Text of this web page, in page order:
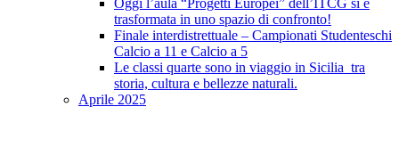
Oggi l’aula “Progetti Europei” dell’ITCG si è
trasformata in uno spazio di confronto!
Finale interdistrettuale – Campionati Studenteschi
Calcio a 11 e Calcio a 5
Le classi quarte sono in viaggio in Sicilia tra
storia, cultura e bellezze naturali.
Aprile 2025